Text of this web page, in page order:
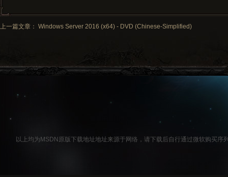
上一篇文章： Windows Server 2016 (x64) - DVD (Chinese-Simplified)
以上均为MSDN原版下载地址地址来源于网络，请下载后自行通过微软购买